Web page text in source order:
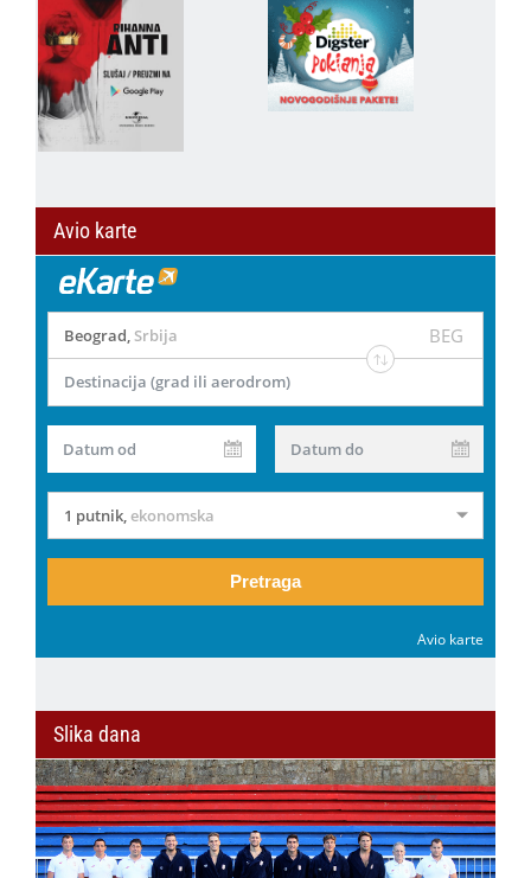
Avio karte
Beograd, Srbija BEG
Destinacija (grad ili aerodrom)
Datum od Datum do
1 putnik,ekonomska
Pretraga
Avio karte
Slika dana